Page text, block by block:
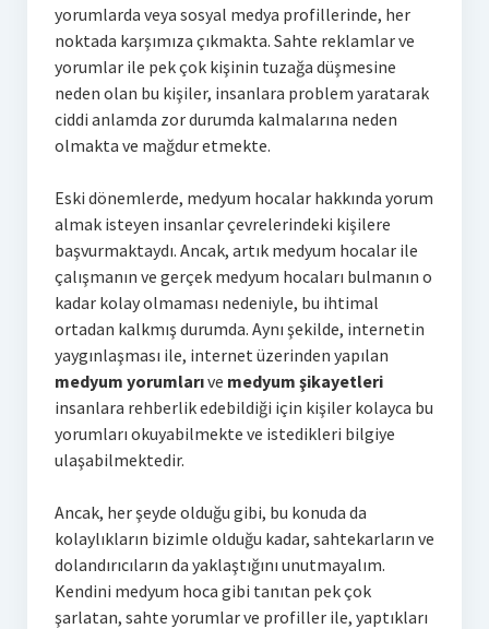
yorumlarda veya sosyal medya profillerinde, her
noktada karşımıza çıkmakta. Sahte reklamlar ve
yorumlar ile pek çok kişinin tuzağa düşmesine
neden olan bu kişiler, insanlara problem yaratarak
ciddi anlamda zor durumda kalmalarına neden
olmakta ve mağdur etmekte.
Eski dönemlerde, medyum hocalar hakkında yorum
almak isteyen insanlar çevrelerindeki kişilere
başvurmaktaydı. Ancak, artık medyum hocalar ile
çalışmanın ve gerçek medyum hocaları bulmanın o
kadar kolay olmaması nedeniyle, bu ihtimal
ortadan kalkmış durumda. Aynı şekilde, internetin
yaygınlaşması ile, internet üzerinden yapılan
medyum yorumlarıve medyum şikayetleri
insanlara rehberlik edebildiği için kişiler kolayca bu
yorumları okuyabilmekte ve istedikleri bilgiye
ulaşabilmektedir.
Ancak, her şeyde olduğu gibi, bu konuda da
kolaylıkların bizimle olduğu kadar, sahtekarların ve
dolandırıcıların da yaklaştığını unutmayalım.
Kendini medyum hoca gibi tanıtan pek çok
şarlatan, sahte yorumlar ve profiller ile, yaptıkları